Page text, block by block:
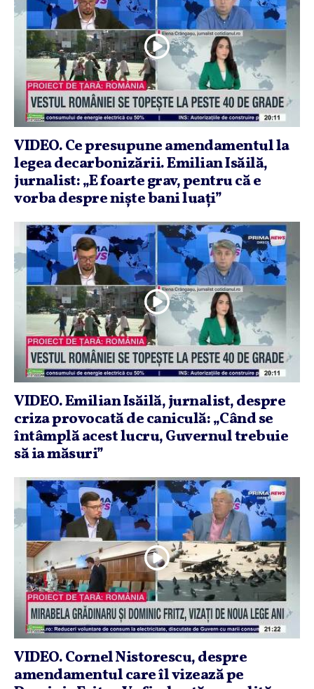
VIDEO. Ce presupune amendamentul la
legea decarbonizării. Emilian Isăilă,
jurnalist: „E foarte grav, pentru că e
vorba despre nişte bani luaţi”
VIDEO. Emilian Isăilă, jurnalist, despre
criza provocată de caniculă: „Când se
întâmplă acest lucru, Guvernul trebuie
să ia măsuri”
VIDEO. Cornel Nistorescu, despre
amendamentul care îl vizează pe